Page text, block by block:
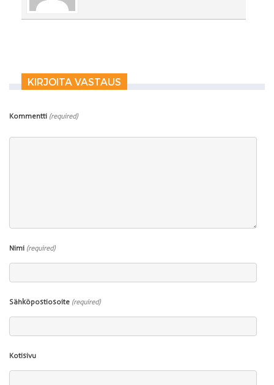
KIRJOITA VASTAUS
Kommentti (required)
Nimi (required)
Sähköpostiosoite (required)
Kotisivu